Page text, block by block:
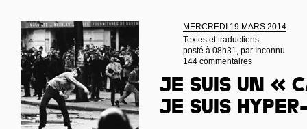
MERCREDI 19 MARS 2014
Textes et traductions
posté à 08h31, par Inconnu
144 commentaires
Je suis un «
je suis